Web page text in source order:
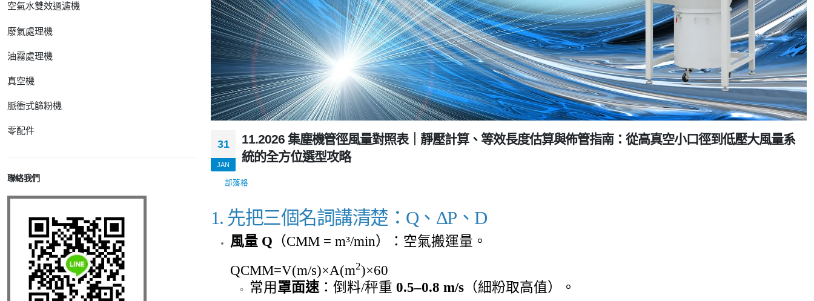
空氣水雙效過濾機
廢氣處理機
油霧處理機
真空機
脈衝式篩粉機
零配件
聯絡我們
31
JAN
11.2026 集塵機管徑風量對照表｜靜壓計算、等效長度估算與佈管指南：從高真空小口徑到低壓大風量系
統的全方位選型攻略
部落格
1. 先把三個名詞講清楚：Q、ΔP、D
風量 Q （CMM = m³/min）：空氣搬運量。
QCMM=V(m/s)×A(m2)×60
常用 罩面速 ：倒料/秤重 0.5–0.8 m/s （細粉取高值）。